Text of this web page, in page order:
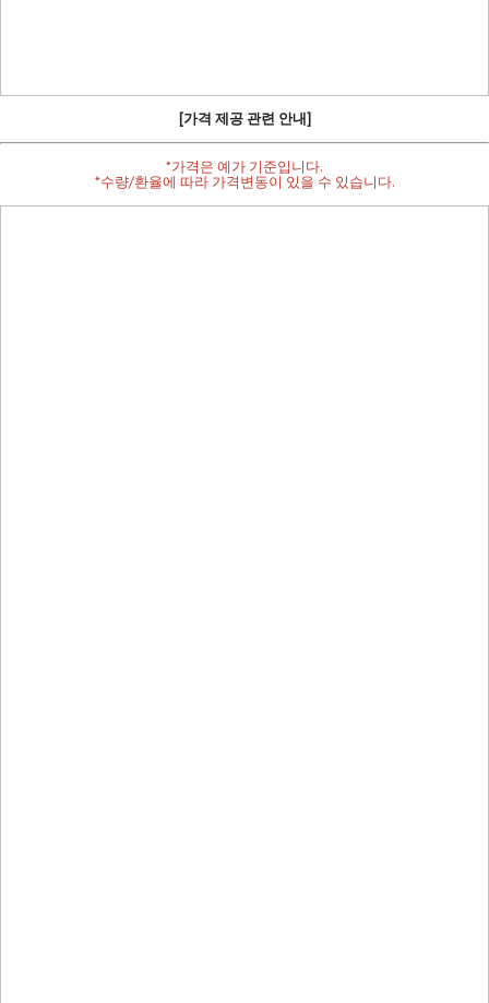
[가격 제공 관련 안내]
*가격은 예가 기준입니다.
*수량/환율에 따라 가격변동이 있을 수 있습니다.